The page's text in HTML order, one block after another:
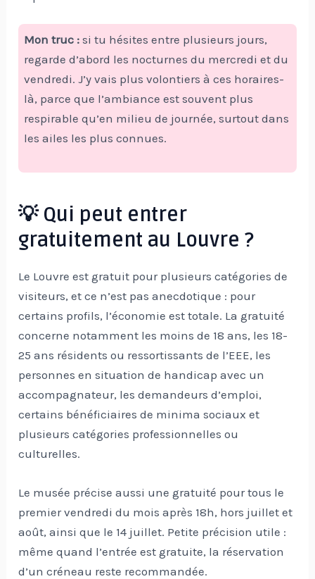
Mon truc : si tu hésites entre plusieurs jours,
regarde d’abord les nocturnes du mercredi et du
vendredi. J’y vais plus volontiers à ces horaires-
là, parce que l’ambiance est souvent plus
respirable qu’en milieu de journée, surtout dans
les ailes les plus connues.
💡 Qui peut entrer
gratuitement au Louvre ?
Le Louvre est gratuit pour plusieurs catégories de
visiteurs, et ce n’est pas anecdotique : pour
certains profils, l’économie est totale. La gratuité
concerne notamment les moins de 18 ans, les 18-
25 ans résidents ou ressortissants de l’EEE, les
personnes en situation de handicap avec un
accompagnateur, les demandeurs d’emploi,
certains bénéficiaires de minima sociaux et
plusieurs catégories professionnelles ou
culturelles.
Le musée précise aussi une gratuité pour tous le
premier vendredi du mois après 18h, hors juillet et
août, ainsi que le 14 juillet. Petite précision utile :
même quand l’entrée est gratuite, la réservation
d’un créneau reste recommandée.